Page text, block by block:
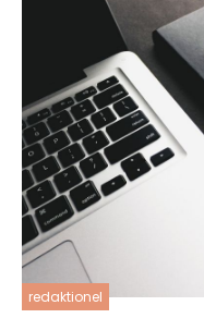
redaktionel